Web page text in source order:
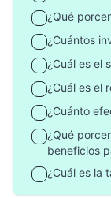
¿Qué
¿Cuántos
¿Cuál es el
¿Cuál es el
¿Cuánto
¿Qué
beneficios
¿Cuál es la